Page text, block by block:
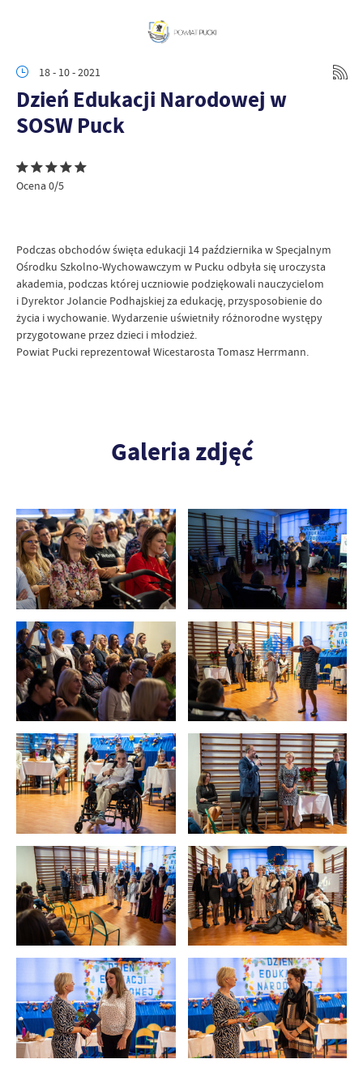
18 - 10 - 2021
Dzień Edukacji Narodowej w
SOSW Puck
Ocena 0/5
Podczas obchodów święta edukacji 14 października w Specjalnym
Ośrodku Szkolno-Wychowawczym w Pucku odbyła się uroczysta
akademia, podczas której uczniowie podziękowali nauczycielom
i Dyrektor Jolancie Podhajskiej za edukację, przysposobienie do
życia i wychowanie. Wydarzenie uświetniły różnorodne występy
przygotowane przez dzieci i młodzież.
Powiat Pucki reprezentował Wicestarosta Tomasz Herrmann.
Galeria zdjęć